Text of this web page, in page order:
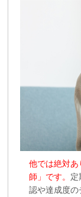
他では絶対
師」です。 定
認や達成度